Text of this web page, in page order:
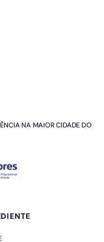
NA MAIOR CIDADE DO